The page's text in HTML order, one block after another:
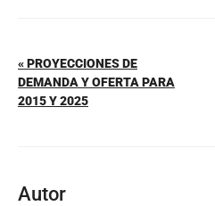
« PROYECCIONES DE
DEMANDA Y OFERTA PARA
2015 Y 2025
Autor